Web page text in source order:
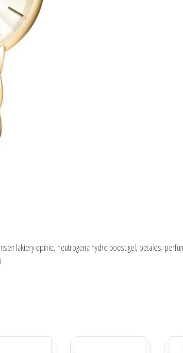
lakiery opinie, neutrogena hydro boost gel, petales,